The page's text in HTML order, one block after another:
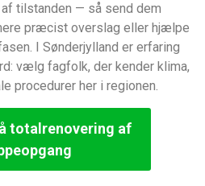
tilstanden — så send dem
præcist overslag eller hjælpe
I Sønderjylland er erfaring
vælg fagfolk, der kender klima,
procedurer her i regionen.
totalrenovering af